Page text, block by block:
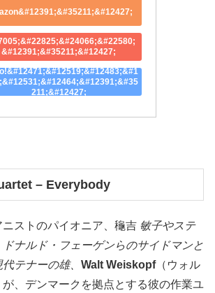
&#12391;&#35211;&#12427;
211;&#12427;
– Everybody
ニストのパイオニア、龝吉 敏子やステ
ドナルド・フェーゲンらのサイドマンと
テナーの雄、 Walt Weiskopf（ウォル
が、デンマークを拠点とする彼の作業ユ